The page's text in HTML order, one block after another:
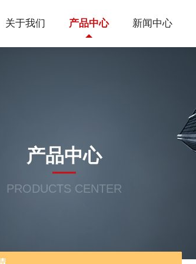
关于我们 产品中心 新闻中心
产品中心
PRODUCTS CENTER